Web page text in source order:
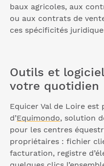
baux agricoles, aux
ou aux contrats de
ces spécificités
Outils et
votre quotidien
Equicer Val de Loire
d’Equimondo, solution
pour les centres
propriétaires : fichier
facturation, registre